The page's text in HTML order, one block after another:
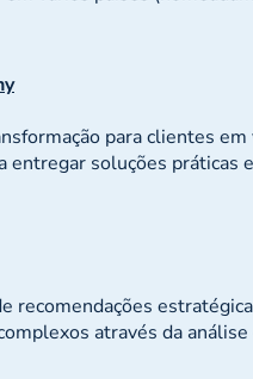
para clientes
soluções práticas
recomendações
através da análise